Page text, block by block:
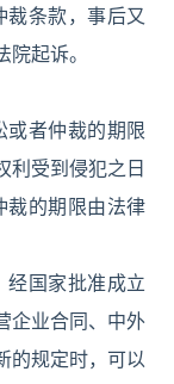
条款，事后又
起诉。
或者仲裁的期限
利受到侵犯之日
裁的期限由法律
经国家批准成立
企业合同、中外
的规定时，可以